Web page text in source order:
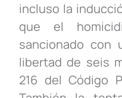
incluso la
que el
sancionado con
libertad de seis
216 del Código